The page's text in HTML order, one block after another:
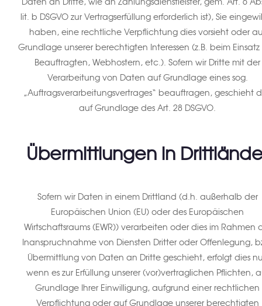
lit. b DSGVO zur Vertragserfüllung erforderlich ist), Sie
haben, eine rechtliche Verpflichtung dies vorsieht oder
Grundlage unserer berechtigten Interessen (z.B. beim
Beauftragten, Webhostern, etc.). Sofern wir Dritte mit der
Verarbeitung von Daten auf Grundlage eines sog.
„Auftragsverarbeitungsvertrages“ beauftragen, geschieht
auf Grundlage des Art. 28 DSGVO.
Übermittlungen in
Sofern wir Daten in einem Drittland (d.h. außerhalb der
Europäischen Union (EU) oder des Europäischen
Wirtschaftsraums (EWR)) verarbeiten oder dies im Rahmen
Inanspruchnahme von Diensten Dritter oder Offenlegung,
Übermittlung von Daten an Dritte geschieht, erfolgt dies
wenn es zur Erfüllung unserer (vor)vertraglichen Pflichten,
Grundlage Ihrer Einwilligung, aufgrund einer rechtlichen
Verpflichtung oder auf Grundlage unserer berechtigten